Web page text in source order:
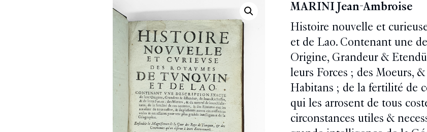
MARINI Jean-Ambroise
Histoire nouvelle et
et de Lao. Contenant une
Origine, Grandeur &
leurs Forces ; des Moeurs,
Habitans ; de la fertilité de
qui les arrosent de tous
circonstances utiles &